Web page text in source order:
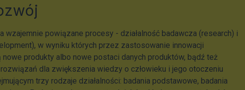
wzajemnie powiązane procesy - działalność badawcza (research) i
w wyniku których przez zastosowanie innowacji
produkty albo nowe postaci danych produktów, bądź też
dla zwiększenia wiedzy o człowieku i jego otoczeniu
trzy rodzaje działalności: badania podstawowe, badania